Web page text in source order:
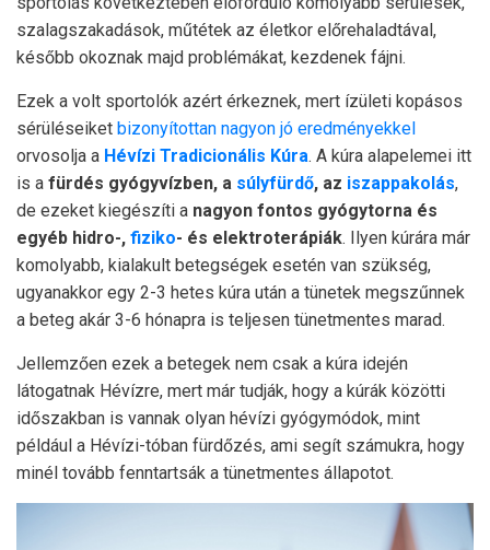
szalagszakadások, műtétek az életkor előrehaladtával,
később okoznak majd problémákat, kezdenek fájni.
Ezek a volt sportolók azért érkeznek, mert ízületi kopásos
sérüléseiket bizonyítottan nagyon jó eredményekkel
orvosolja a Hévízi Tradicionális Kúra. A kúra alapelemei itt
is a fürdés gyógyvízben, a súlyfürdő, az iszappakolás,
de ezeket kiegészíti a nagyon fontos gyógytorna és
egyéb hidro-, fiziko- és elektroterápiák. Ilyen kúrára már
komolyabb, kialakult betegségek esetén van szükség,
ugyanakkor egy 2-3 hetes kúra után a tünetek megszűnnek
a beteg akár 3-6 hónapra is teljesen tünetmentes marad.
Jellemzően ezek a betegek nem csak a kúra idején
látogatnak Hévízre, mert már tudják, hogy a kúrák közötti
időszakban is vannak olyan hévízi gyógymódok, mint
például a Hévízi-tóban fürdőzés, ami segít számukra, hogy
minél tovább fenntartsák a tünetmentes állapotot.